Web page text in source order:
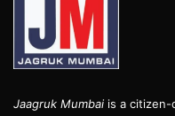
Jaagruk Mumbai is a